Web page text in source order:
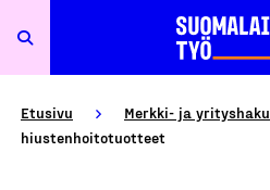
Etusivu Merkki- ja yrityshaku
hiustenhoitotuotteet